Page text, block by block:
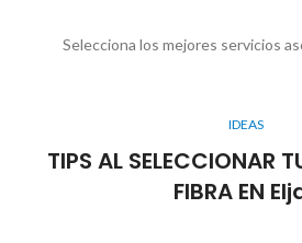
Selecciona los mejores servicios
IDEAS
TIPS AL SELECCIONAR
FIBRA EN